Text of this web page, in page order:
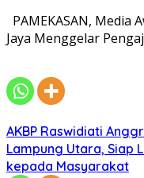
PAMEKASAN, Media
Jaya Menggelar
AKBP Raswidiati
Lampung Utara, Siap
kepada Masyarakat